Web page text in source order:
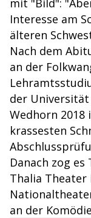
mit "Bild":
Interesse am
älteren
Nach dem
an der
der
Wedhorn
krassesten
Danach zog
Thalia Theater
an der